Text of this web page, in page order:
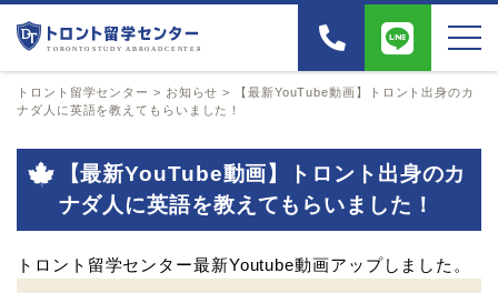
トロント留学センター > お知らせ >
【最新YouTube動画】トロント出身のカ
ナダ人に英語を教えてもらいました！
【最新YouTube動画】トロント出身のカ
ナダ人に英語を教えてもらいました！
トロント留学センター最新Youtube動画アップしました。